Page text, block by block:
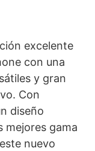
excelente
con una
y gran
Con
diseño
mejores gama
nuevo